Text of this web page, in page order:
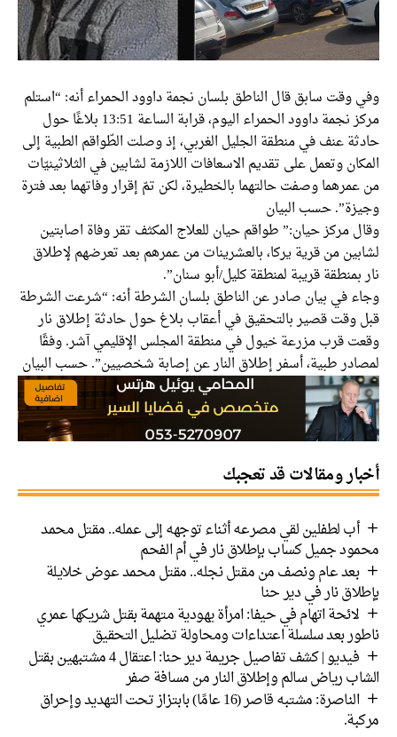
وفي وقت سابق قال الناطق بلسان نجمة داوود الحمراء أنه: “استلم
مركز نجمة داوود الحمراء اليوم، قرابة الساعة 13:51 بلاغًا حول
حادثة عنف في منطقة الجليل الغربي، إذ وصلت الطّواقم الطبية إلى
المكان وتعمل على تقديم الاسعافات اللازمة لشابين في الثلاثينيّات
من عمرهما وصفت حالتهما بالخطيرة، لكن تمّ إقرار وفاتهما بعد فترة
وجيزة”. حسب البيان
وقال مركز حيان:” طواقم حيان للعلاج المكثف تقر وفاة اصابتين
لشابين من قرية يركا، بالعشرينات من عمرهم بعد تعرضهم لإطلاق
نار بمنطقة قريبة لمنطقة كليل/أبو سنان”.
وجاء في بيان صادر عن الناطق بلسان الشرطة أنه: “شرعت الشرطة
قبل وقت قصير بالتحقيق في أعقاب بلاغ حول حادثة إطلاق نار
وقعت قرب مزرعة خيول في منطقة المجلس الإقليمي آشر. وفقًا
لمصادر طبية، أسفر إطلاق النار عن إصابة شخصيين”. حسب البيان
أخبار ومقالات قد تعجبك
أب لطفلين لقي مصرعه أثناء توجهه إلى عمله.. مقتل محمد
محمود جميل كساب بإطلاق نار في أم الفحم
بعد عام ونصف من مقتل نجله.. مقتل محمد عوض خلايلة
بإطلاق نار في دير حنا
لائحة اتهام في حيفا: امرأة يهودية متهمة بقتل شريكها عمري
ناطور بعد سلسلة اعتداءات ومحاولة تضليل التحقيق
فيديو | كشف تفاصيل جريمة دير حنا: اعتقال 4 مشتبهين بقتل
الشاب رياض سالم وإطلاق النار من مسافة صفر
الناصرة: مشتبه قاصر (16 عامًا) بابتزاز تحت التهديد وإحراق
مركبة.